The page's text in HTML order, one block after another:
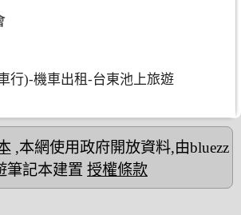
行)-機車出租-台東池上旅遊
,本網使用政府開放資料,由bluezz
筆記本建置 授權條款